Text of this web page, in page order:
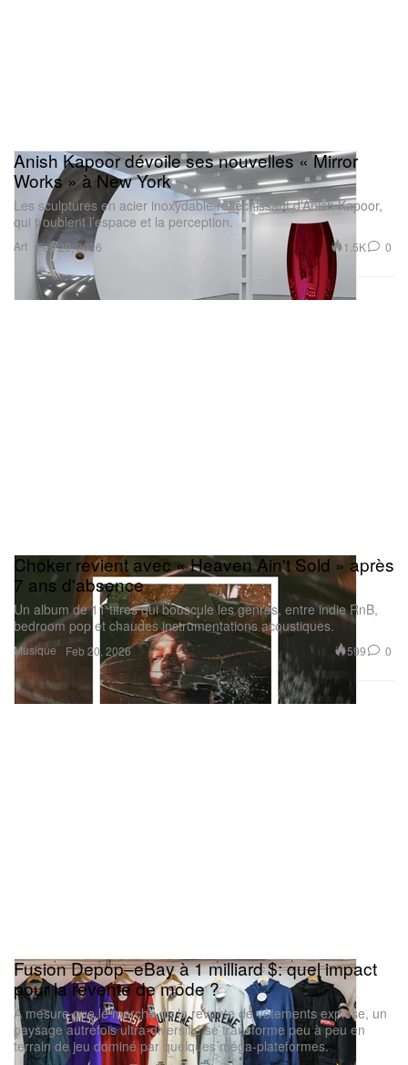
Art
Anish Kapoor dévoile ses nouvelles « Mirror
Works » à New York
Les sculptures en acier inoxydable réfléchissant d’Anish Kapoor,
qui troublent l’espace et la perception.
Feb 20, 2026 1.5K 0
Musique
Choker revient avec « Heaven Ain't Sold » après
7 ans d'absence
Un album de 11 titres qui bouscule les genres, entre indie RnB,
bedroom pop et chaudes instrumentations acoustiques.
Feb 20, 2026 599 0
Fusion Depop–eBay à 1 milliard $: quel impact
pour la revente de mode ?
À mesure que le marché de la revente de vêtements explose, un
paysage autrefois ultra‑diversifié se transforme peu à peu en
terrain de jeu dominé par quelques méga‑plateformes.